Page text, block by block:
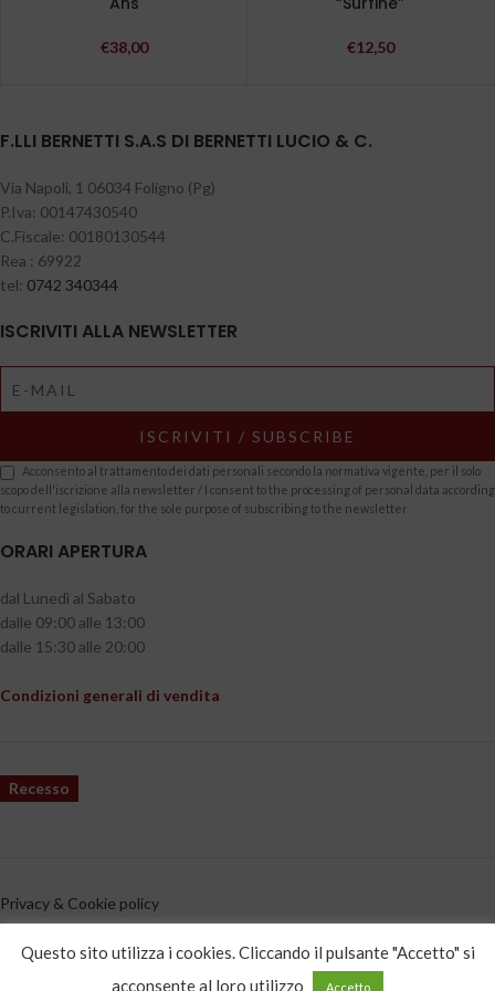
€38,00 €12,50
F.LLI BERNETTI S.A.S DI BERNETTI LUCIO & C.
Via Napoli, 1 06034 Foligno (Pg)
P.Iva: 00147430540
C.Fiscale: 00180130544
Rea : 69922
tel: 0742 340344
ISCRIVITI ALLA NEWSLETTER
Acconsento al trattamento dei dati personali secondo la normativa vigente, per il solo
scopo dell'iscrizione alla newsletter / I consent to the processing of personal data according
to current legislation, for the sole purpose of subscribing to the newsletter
ORARI APERTURA
dal Lunedì al Sabato
dalle 09:00 alle 13:00
dalle 15:30 alle 20:00
Condizioni generali di vendita
Recesso
Privacy & Cookie policy
CATEGORIE PRODOTTO
Questo sito utilizza i cookies. Cliccando il pulsante "Accetto" si
acconsente al loro utilizzo
Accetto